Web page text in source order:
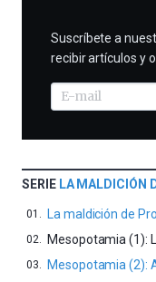
SUSCRIBIRME
Suscríbete a
recibir artículos y
SERIE LA MALDICIÓN
La maldición de
Mesopotamia (1):
Mesopotamia (2):